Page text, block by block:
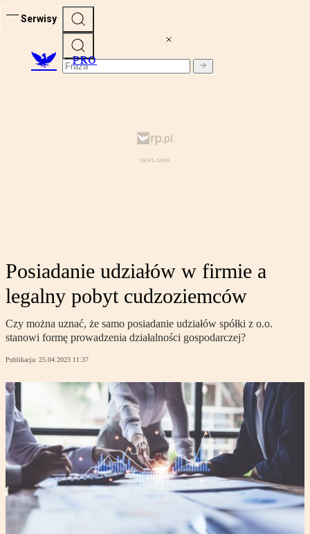
Serwisy
PRO
Posiadanie udziałów w firmie a
legalny pobyt cudzoziemców
Czy można uznać, że samo posiadanie udziałów spółki z o.o.
stanowi formę prowadzenia działalności gospodarczej?
Publikacja: 25.04.2023 11:37